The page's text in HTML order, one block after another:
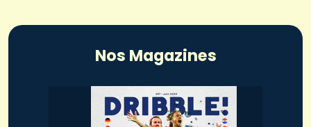
Nos Magazines